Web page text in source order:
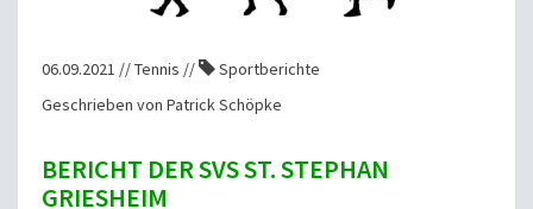
06.09.2021 // Tennis //
Sportberichte
Geschrieben von Patrick Schöpke
BERICHT DER SVS ST. STEPHAN
GRIESHEIM